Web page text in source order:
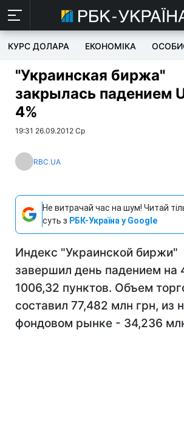
КУРС ДОЛАРА ЕКОНОМІКА
"Украинская биржа"
закрылась падением
4%
19:31 26.09.2012 Ср
RBC.UA
Не витрачай час на шум! Читай
суть з РБК-Україна у Google
Индекс "Украинской биржи"
завершил день падением на
1006,32 пунктов. Объем
составил 77,482 млн грн, из
фондовом рынке - 34,236